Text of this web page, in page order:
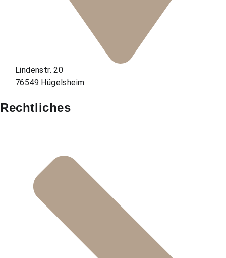
Lindenstr. 20
76549 Hügelsheim
Rechtliches